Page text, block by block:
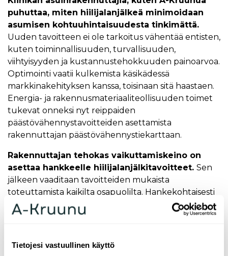
Tietojesi vastuullinen käyttö
puhuttaa, miten hiilijalanjälkeä minimoidaan
asumisen kohtuuhintaisuudesta tinkimättä.
Uuden tavoitteen ei ole tarkoitus vähentää entisten,
kuten toiminnallisuuden, turvallisuuden,
viihtyisyyden ja kustannustehokkuuden painoarvoa.
Optimointi vaatii kulkemista käsikädessä
markkinakehityksen kanssa, toisinaan sitä haastaen.
Energia- ja rakennusmateriaaliteollisuuden toimet
tukevat onneksi nyt reippaiden
päästövähennystavoitteiden asettamista
rakennuttajan päästövähennystiekarttaan.
Rakennuttajan tehokas vaikuttamiskeino on
asettaa hankkeelle hiilijalanjälkitavoitteet. Sen
jälkeen vaaditaan tavoitteiden mukaista
toteuttamista kaikilta osapuolilta. Hankekohtaisesti
sopivien ja riittävän – muttei liian - kunnianhimoisten
hiilijalanjälkitavoitteiden asettaminen on tällä
hiilijalanjälki syntyy karkeasti puoliksi